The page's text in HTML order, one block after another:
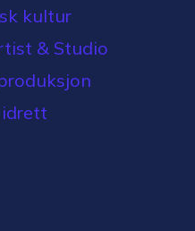
kultur
& Studio